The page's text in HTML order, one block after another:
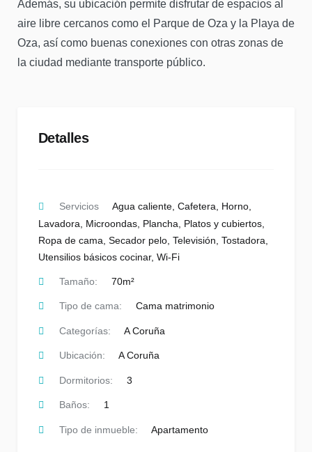
Además, su ubicación permite disfrutar de espacios al
aire libre cercanos como el Parque de Oza y la Playa de
Oza, así como buenas conexiones con otras zonas de
la ciudad mediante transporte público.
Detalles
Servicios Agua caliente Cafetera Horno
Lavadora
Microondas Plancha Platos y cubiertos
Ropa de cama Secador pelo Televisión Tostadora
Utensilios básicos cocinar, Wi-Fi
Tamaño: 70m²
Tipo de cama: Cama matrimonio
Categorías: A Coruña
Ubicación: A Coruña
Dormitorios: 3
Baños: 1
Tipo de inmueble: Apartamento